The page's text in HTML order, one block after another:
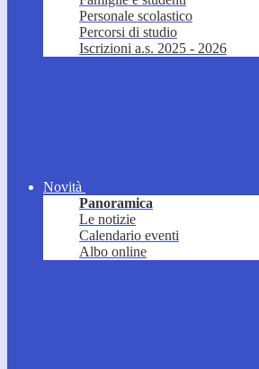
Personale scolastico
Percorsi di studio
Iscrizioni a.s. 2025 - 2026
Novità
Panoramica
Le notizie
Calendario eventi
Albo online